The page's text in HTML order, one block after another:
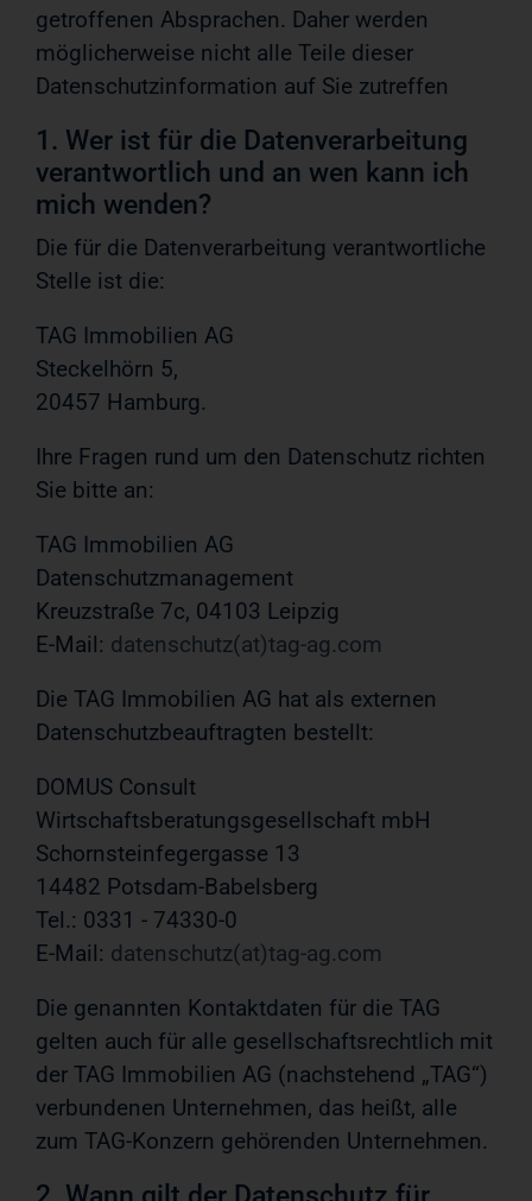
getroffenen Absprachen. Daher werden
möglicherweise nicht alle Teile dieser
Datenschutzinformation auf Sie zutreffen
1. Wer ist für die Datenverarbeitung
verantwortlich und an wen kann ich
mich wenden?
Die für die Datenverarbeitung verantwortliche
Stelle ist die:
TAG Immobilien AG
Steckelhörn 5,
20457 Hamburg.
Ihre Fragen rund um den Datenschutz richten
Sie bitte an:
TAG Immobilien AG
Datenschutzmanagement
Kreuzstraße 7c, 04103 Leipzig
E-Mail: datenschutz(at)tag-ag.com
Die TAG Immobilien AG hat als externen
Datenschutzbeauftragten bestellt:
DOMUS Consult
Wirtschaftsberatungsgesellschaft mbH
Schornsteinfegergasse 13
14482 Potsdam-Babelsberg
Tel.: 0331 - 74330-0
E-Mail: datenschutz(at)tag-ag.com
Die genannten Kontaktdaten für die TAG
gelten auch für alle gesellschaftsrechtlich mit
der TAG Immobilien AG (nachstehend „TAG“)
verbundenen Unternehmen, das heißt, alle
zum TAG-Konzern gehörenden Unternehmen.